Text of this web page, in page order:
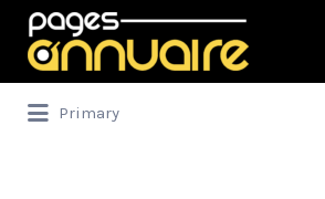
Rechercher:
Primary